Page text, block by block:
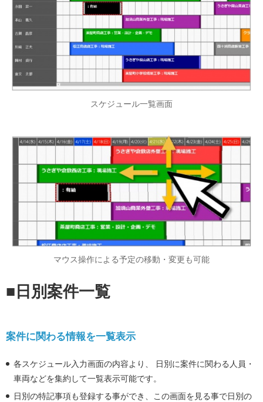
スケジュール一覧画面
マウス操作による予定の移動・変更も可能
■日別案件一覧
案件に関わる情報を一覧表示
各スケジュール入力画面の内容より、 日別に案件に関わる人員・
車両などを集約して一覧表示可能です。
日別の特記事項も登録する事ができ、この画面を見る事で日別の